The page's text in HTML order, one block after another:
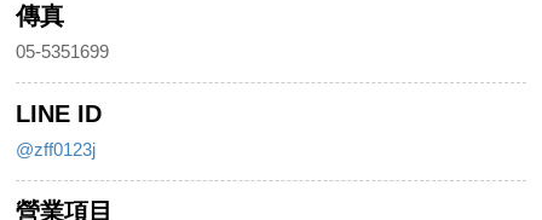
傳真
05-5351699
LINE ID
@zff0123j
營業項目